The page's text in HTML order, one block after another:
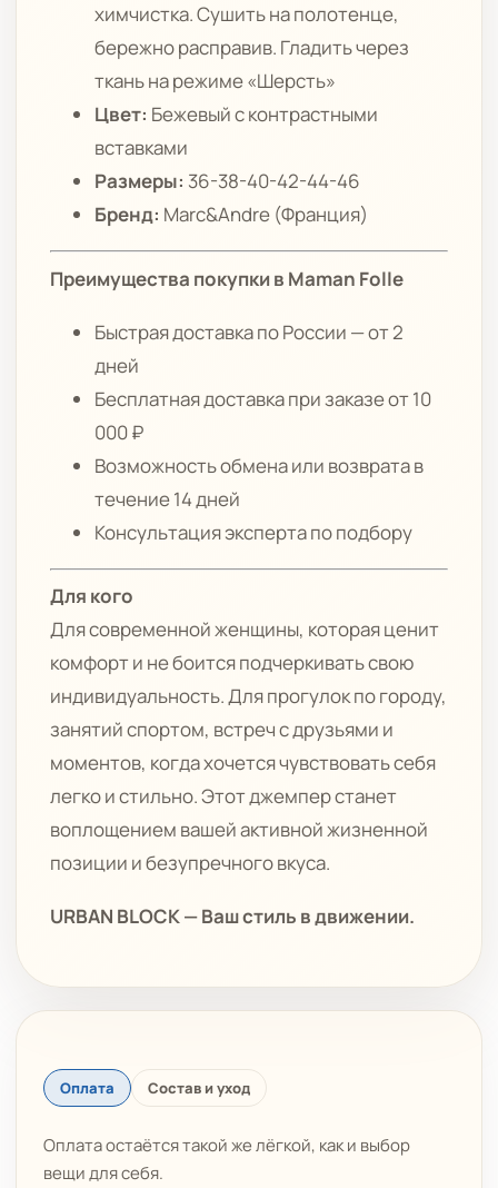
химчистка. Сушить на полотенце,
бережно расправив. Гладить через
ткань на режиме «Шерсть»
Цвет: Бежевый с контрастными
вставками
Размеры: 36-38-40-42-44-46
Бренд: Marc&Andre (Франция)
Преимущества покупки в Maman Folle
Быстрая доставка по России — от 2
дней
Бесплатная доставка при заказе от 10
000 ₽
Возможность обмена или возврата в
течение 14 дней
Консультация эксперта по подбору
Для кого
Для современной женщины, которая ценит
комфорт и не боится подчеркивать свою
индивидуальность. Для прогулок по городу,
занятий спортом, встреч с друзьями и
моментов, когда хочется чувствовать себя
легко и стильно. Этот джемпер станет
воплощением вашей активной жизненной
позиции и безупречного вкуса.
URBAN BLOCK — Ваш стиль в движении.
Оплата Состав и уход
Оплата остаётся такой же лёгкой, как и выбор
вещи для себя.